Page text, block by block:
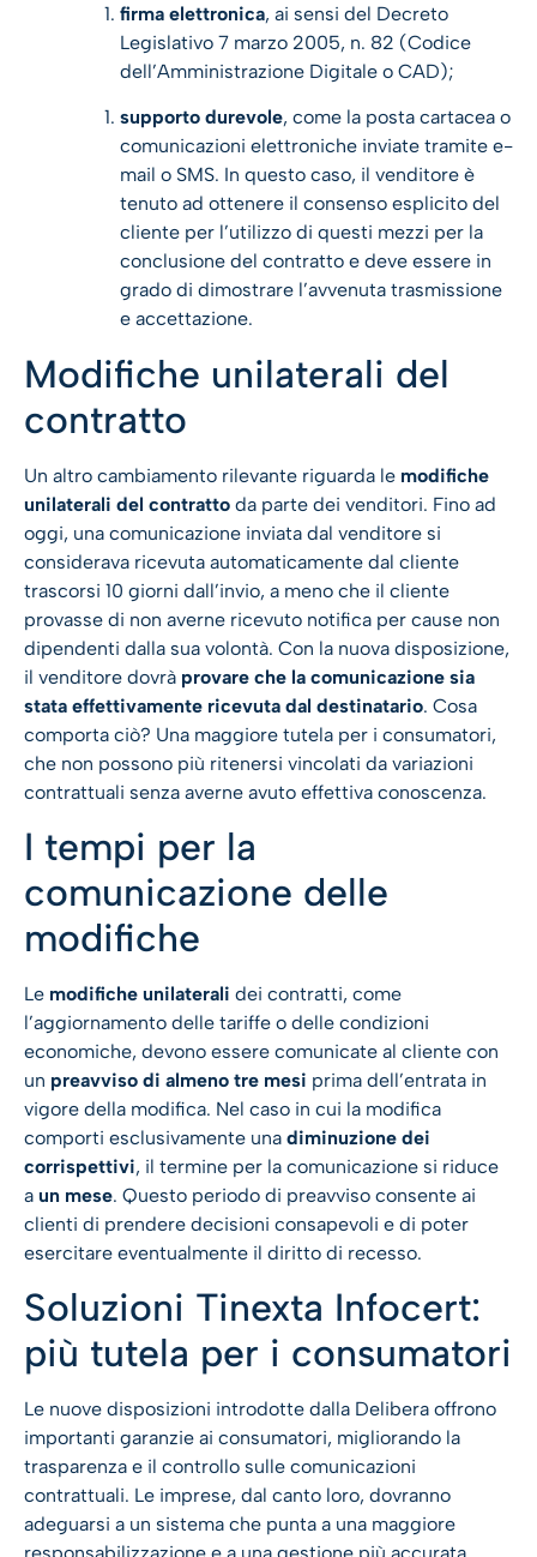
firma elettronica, ai sensi del Decreto
Legislativo 7 marzo 2005, n. 82 (Codice
dell’Amministrazione Digitale o CAD);
supporto durevole, come la posta cartacea o
comunicazioni elettroniche inviate tramite e-
mail o SMS. In questo caso, il venditore è
tenuto ad ottenere il consenso esplicito del
cliente per l’utilizzo di questi mezzi per la
conclusione del contratto e deve essere in
grado di dimostrare l’avvenuta trasmissione
e accettazione.
Modifiche unilaterali del
contratto
Un altro cambiamento rilevante riguarda le modifiche
unilaterali del contratto da parte dei venditori. Fino ad
oggi, una comunicazione inviata dal venditore si
considerava ricevuta automaticamente dal cliente
trascorsi 10 giorni dall’invio, a meno che il cliente
provasse di non averne ricevuto notifica per cause non
dipendenti dalla sua volontà. Con la nuova disposizione,
il venditore dovrà provare che la comunicazione sia
stata effettivamente ricevuta dal destinatario. Cosa
comporta ciò? Una maggiore tutela per i consumatori,
che non possono più ritenersi vincolati da variazioni
contrattuali senza averne avuto effettiva conoscenza.
I tempi per la
comunicazione delle
modifiche
Le modifiche unilaterali dei contratti, come
l’aggiornamento delle tariffe o delle condizioni
economiche, devono essere comunicate al cliente con
un preavviso di almeno tre mesi prima dell’entrata in
vigore della modifica. Nel caso in cui la modifica
comporti esclusivamente una diminuzione dei
corrispettivi, il termine per la comunicazione si riduce
a un mese. Questo periodo di preavviso consente ai
clienti di prendere decisioni consapevoli e di poter
esercitare eventualmente il diritto di recesso.
Soluzioni Tinexta Infocert:
più tutela per i consumatori
Le nuove disposizioni introdotte dalla Delibera offrono
importanti garanzie ai consumatori, migliorando la
trasparenza e il controllo sulle comunicazioni
contrattuali. Le imprese, dal canto loro, dovranno
adeguarsi a un sistema che punta a una maggiore